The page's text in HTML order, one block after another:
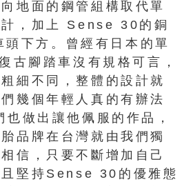
地面的鋼管組構取代單
，加上 Sense 30的銅
下方。曾經有日本的單
古腳踏車沒有規格可言，
細不同，整體的設計就
幾個年輕人真的有辦法
做出讓他佩服的作品，
品牌在台灣就由我們獨
信，只要不斷增加自己
堅持Sense 30的優雅態